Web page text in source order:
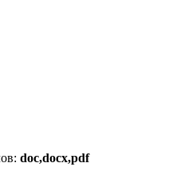
doc,docx,pdf